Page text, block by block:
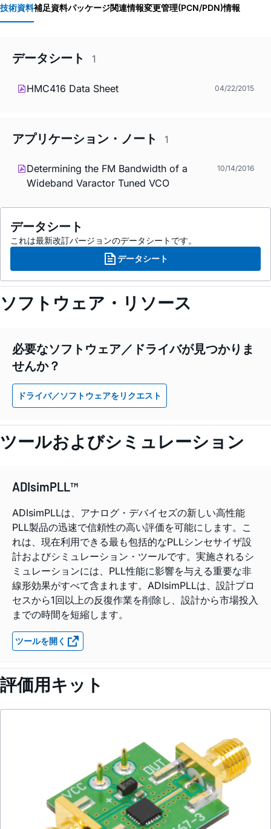
技術資料補足資料パッケージ関連情報変更管理(PCN/PDN)情報
データシート 1
HMC416 Data Sheet 04/22/2015
アプリケーション・ノート 1
Determining the FM Bandwidth of a
Wideband Varactor Tuned VCO
10/14/2016
データシート
これは最新改訂バージョンのデータシートです。
データシート
ソフトウェア・リソース
必要なソフトウェア／ドライバが見つかりま
せんか？
ドライバ／ソフトウェアをリクエスト
ツールおよびシミュレーション
ADIsimPLL™
ADIsimPLLは、アナログ・デバイセズの新しい高性能
PLL製品の迅速で信頼性の高い評価を可能にします。こ
れは、現在利用できる最も包括的なPLLシンセサイザ設
計およびシミュレーション・ツールです。実施されるシ
ミュレーションには、PLL性能に影響を与える重要な非
線形効果がすべて含まれます。ADIsimPLLは、設計プロ
セスから1回以上の反復作業を削除し、設計から市場投入
までの時間を短縮します。
ツールを開く
評価用キット